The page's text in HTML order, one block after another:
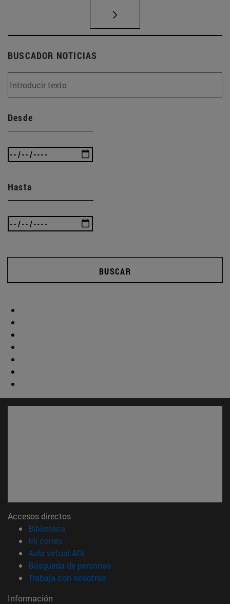
BUSCADOR NOTICIAS
Desde
Hasta
BUSCAR
Accesos directos
Biblioteca
Mi correo(abre en nueva ventana)
Aula virtual ADI
Búsqueda de personas(abre en nueva ventana)
Trabaja con nosotros(abre en nueva ventana)
Información